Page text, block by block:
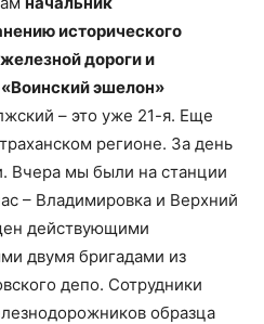
исторического
дороги и
эшелон»
– это уже 21-я. Еще
регионе. За день
Вчера мы были на станции
– Владимировка и Верхний
действующими
двумя бригадами из
депо. Сотрудники
образца